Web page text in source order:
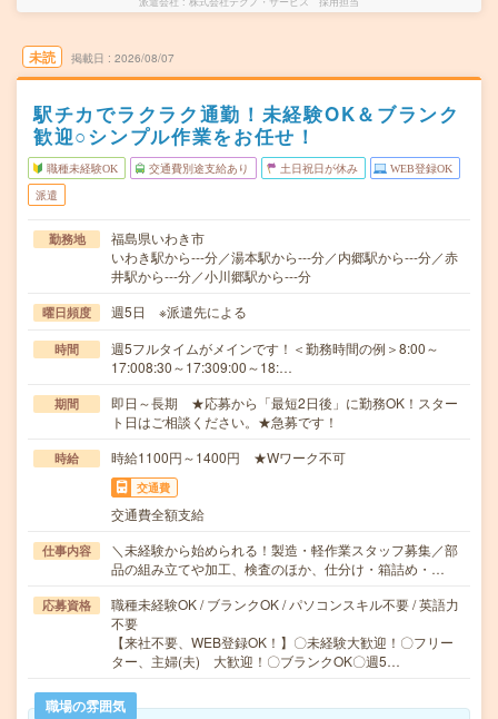
未読 掲載日 2026/08/07
駅チカでラクラク通勤！未経験OK＆ブランク
歓迎○シンプル作業をお任せ！
職種未経験OK 交通費別途支給あり 土日祝日が休み WEB登録OK
派遣
勤務地
福島県いわき市
いわき駅から---分／湯本駅から---分／内郷駅から---分／赤
井駅から---分／小川郷駅から---分
曜日頻度 週5日 ※派遣先による
時間
週5フルタイムがメインです！＜勤務時間の例＞8:00～
17:008:30～17:309:00～18:…
期間
即日～長期 ★応募から「最短2日後」に勤務OK！スター
ト日はご相談ください。★急募です！
時給 時給1100円～1400円 ★Wワーク不可
交通費
交通費全額支給
仕事内容
＼未経験から始められる！製造・軽作業スタッフ募集／部
品の組み立てや加工、検査のほか、仕分け・箱詰め・…
応募資格
職種未経験OK / ブランクOK / パソコンスキル不要 / 英語力
不要
【来社不要、WEB登録OK！】〇未経験大歓迎！〇フリー
ター、主婦(夫) 大歓迎！〇ブランクOK〇週5…
職場の雰囲気